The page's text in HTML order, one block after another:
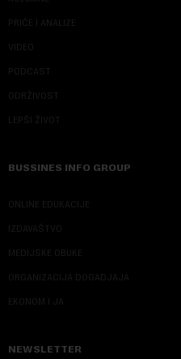
PRIČE I ANALIZE
VIDEO
PODCAST
ODRŽIVOST
LEPŠI ŽIVOT
BUSSINES INFO GROUP
ONLINE EDUKACIJE
IZDAVAŠTVO
MEDIJSKE OBUKE
ORGANIZACIJA DOGADJAJA
EKONOM I JA
NEWSLETTER